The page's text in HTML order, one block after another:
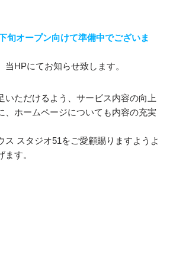
旬オープン向けて準備中でございま
HPにてお知らせ致します。
いただけるよう、サービス内容の向上
、ホームページについても内容の充実
ス スタジオ51をご愛顧賜りますようよ
す。